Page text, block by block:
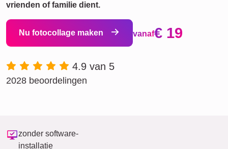
vrienden of familie dient.
Nu fotocollage maken vanaf€ 19
4.9 van 5
2028 beoordelingen
zonder software-
installatie